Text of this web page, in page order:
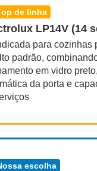
top de linha
LP14V (14
para cozinhas
padrão,
em vidro
da porta e
nossa escolha